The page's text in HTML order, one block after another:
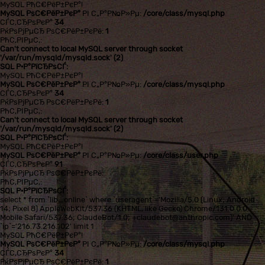
MySQL РћС€РёР±РєР°!
MySQL РѕС€РёР±РєР° РІ С„Р°Р№Р»Рµ: /core/class/mysql.php
СЃС‚СЂРѕРєР° 34
РќРѕРјРµСЂ РѕС€РёР±РєРё: 1
РћС‚РІРµС‚:
Can't connect to local MySQL server through socket
'/var/run/mysqld/mysqld.sock' (2)
SQL Р·Р°РїСЂРѕСЃ:
MySQL РћС€РёР±РєР°!
MySQL РѕС€РёР±РєР° РІ С„Р°Р№Р»Рµ: /core/class/mysql.php
СЃС‚СЂРѕРєР° 34
РќРѕРјРµСЂ РѕС€РёР±РєРё: 1
РћС‚РІРµС‚:
Can't connect to local MySQL server through socket
'/var/run/mysqld/mysqld.sock' (2)
SQL Р·Р°РїСЂРѕСЃ:
MySQL РћС€РёР±РєР°!
MySQL РѕС€РёР±РєР° РІ С„Р°Р№Р»Рµ: /core/class/user.php
СЃС‚СЂРѕРєР° 91
РќРѕРјРµСЂ РѕС€РёР±РєРё:
РћС‚РІРµС‚:
SQL Р·Р°РїСЂРѕСЃ:
select * from `lib_online` where `useragent`='Mozilla/5.0 (Linux; Android
14; Pixel 8) AppleWebKit/537.36 (KHTML, like Gecko) Chrome/131.0.0.0
Mobile Safari/537.36; ClaudeBot/1.0; +claudebot@anthropic.com)' AND
`ip`='216.73.216.102' limit 1
MySQL РћС€РёР±РєР°!
MySQL РѕС€РёР±РєР° РІ С„Р°Р№Р»Рµ:/core/class/mysql.php
СЃС‚СЂРѕРєР°34
РќРѕРјРµСЂ РѕС€РёР±РєРё: 1